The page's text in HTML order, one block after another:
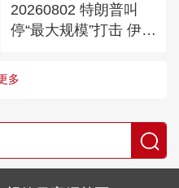
20260802 特朗普叫
停“最大规模”打击 伊朗
多